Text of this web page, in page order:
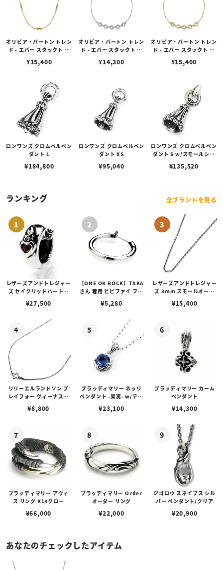
オリビア・バートン トレン
ド - エバー スタックト ヴ
ド ネックレス
¥15,400
オリビア・バートン トレン
ド - エバー スタックト ク
レット
¥14,300
オリビア・バートン トレン
ド - エバー スタックト ク
レット
¥15,400
ロンワンズ クロムベルペン
ダント L
¥184,800
ロンワンズ クロムベルペン
ダント XS
¥95,040
ロンワンズ クロムベルペン
ダント S w/スモールシル
¥135,520
ランキング 全ブランドを見る
レザーズアンドトレジャー
ズ セイクリッドハートピ
¥27,500
【ONE OK ROCK】TAKA
さん 着用 ビビファイ フー
¥5,280
レザーズアンドトレジャー
ズ 3mm スモールオーバ
ブスタークラスプ＆LTロ
¥15,400
リリーエルランドソン プ
レイフォー ヴィーナスチ
¥8,800
ブラッディマリー ネッリ
ペンダント -果実- w/ティ
¥23,100
ブラッディマリー カーム
ペンダント
¥14,300
ブラッディマリー アヴィ
ス リング K18クロー
¥66,000
ブラッディマリー Order
オーダー リング
¥22,000
ジゴロウ スネイプス シル
バー ペンダント/クリア
¥20,900
あなたのチェックしたアイテム